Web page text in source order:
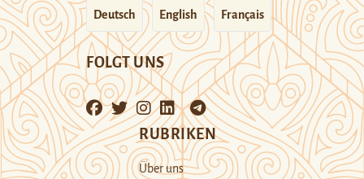
Deutsch English Français
FOLGT UNS
RUBRIKEN
Über uns